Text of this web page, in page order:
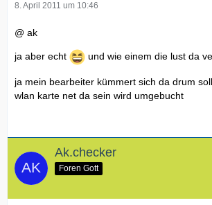
8. April 2011 um 10:46
@ ak
ja aber echt und wie einem die lust da
ja mein bearbeiter kümmert sich da drum
wlan karte net da sein wird umgebucht
Ak.checker
Foren Gott